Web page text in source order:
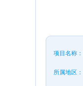
项目名称：
所属地区：